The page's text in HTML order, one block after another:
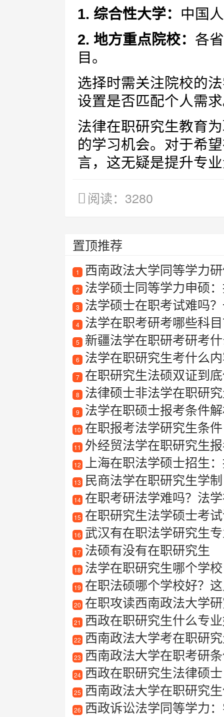
1. 综合性大学： 中国
2. 地方重点院校： 各
目。
选择时需关注院校的
设置是否匹配个人需
法律在职研究生教育
的学习机会。对于希
言，这无疑是提升专
阅读：3280
置顶推荐
1 西南政法大学同等学力
2 法学硕士同等学力申硕
3 法学硕士在职考试难吗？
4 法学在职考研考哪些科
5 新疆法学在职研考研考
6 法学在职研究生考什么
7 在职研究生法硕双证到底
8 法律硕士非法学在职研
9 法学在职硕士报考条件
10 在职报考法学研究生条件
11 外经贸法学在职研究生
12 上海在职法学硕士招生
13 民商法学在职研究生学制
14 在职考研法学难吗？法
15 在职研究生法学硕士考
16 武汉有在职法学研究生
17 法硕有没有在职研究生
18 法学在职研究生哪个学校
19 在职法硕哪个学校好？
20 在职攻读西南政法大学研究
21 西政在职研究生什么专
22 西南政法大学考在职研
23 西南政法大学在职考研
24 西政在职研究生法律硕士
25 西南政法大学在职研究生值得
26 西政诉讼法学同等学力